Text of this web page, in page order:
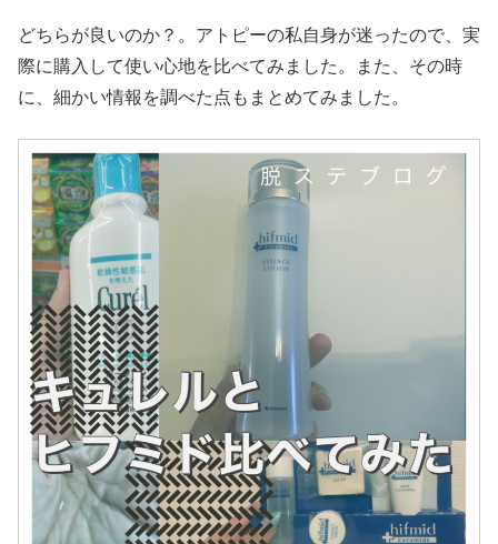
どちらが良いのか？。アトピーの私自身が迷ったので、実
際に購入して使い心地を比べてみました。また、その時
に、細かい情報を調べた点もまとめてみました。